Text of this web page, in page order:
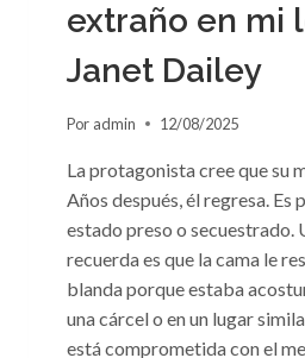
extraño en mi
Janet Dailey
Por admin 12/08/2025
La protagonista cree que su
Años después, él regresa. Es
estado preso o secuestrado.
recuerda es que la cama le
blanda porque estaba
una cárcel o en un lugar
está comprometida con el